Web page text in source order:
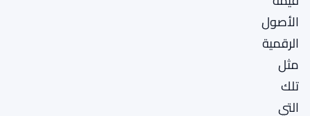
الأصول
الرقمية
مثل
تلك
التي